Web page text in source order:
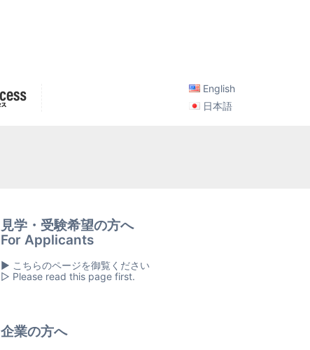
English
日本語
見学・受験希望の方へ
For Applicants
▶ こちらのページを御覧ください
▷ Please read this page first.
企業の方へ